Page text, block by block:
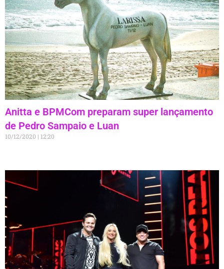
Anitta e BPMCom preparam super lançamento
de Pedro Sampaio e Luan
10/12/2020 12:20